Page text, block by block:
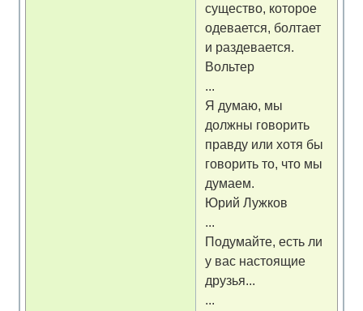
существо, которое
одевается, болтает
и раздевается.
Вольтер
...
Я думаю, мы
должны говорить
правду или хотя бы
говорить то, что мы
думаем.
Юрий Лужков
...
Подумайте, есть ли
у вас настоящие
друзья...
...